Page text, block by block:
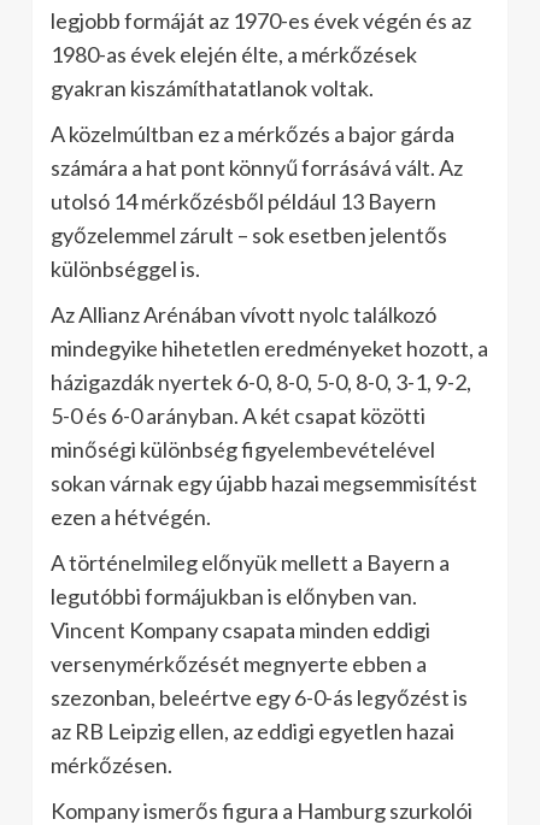
legjobb formáját az 1970-es évek végén és az
1980-as évek elején élte, a mérkőzések
gyakran kiszámíthatatlanok voltak.
A közelmúltban ez a mérkőzés a bajor gárda
számára a hat pont könnyű forrásává vált. Az
utolsó 14 mérkőzésből például 13 Bayern
győzelemmel zárult – sok esetben jelentős
különbséggel is.
Az Allianz Arénában vívott nyolc találkozó
mindegyike hihetetlen eredményeket hozott, a
házigazdák nyertek 6-0, 8-0, 5-0, 8-0, 3-1, 9-2,
5-0 és 6-0 arányban. A két csapat közötti
minőségi különbség figyelembevételével
sokan várnak egy újabb hazai megsemmisítést
ezen a hétvégén.
A történelmileg előnyük mellett a Bayern a
legutóbbi formájukban is előnyben van.
Vincent Kompany csapata minden eddigi
versenymérkőzését megnyerte ebben a
szezonban, beleértve egy 6-0-ás legyőzést is
az RB Leipzig ellen, az eddigi egyetlen hazai
mérkőzésen.
Kompany ismerős figura a Hamburg szurkolói